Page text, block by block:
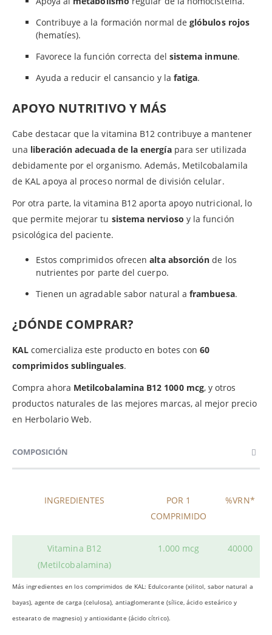
Contribuye a la formación normal deglóbulos rojos
(hematíes).
Favorece la función correcta del sistema inmune.
Ayuda a reducir el cansancio y la fatiga.
APOYO NUTRITIVO Y MÁS
Cabe destacar que la vitamina B12 contribuye a mantener
una liberación adecuada de la energíapara ser utilizada
debidamente por el organismo. Además, Metilcobalamila
de KAL apoya al proceso normal de división celular.
Por otra parte, la vitamina B12 aporta apoyo nutricional, lo
que permite mejorar tu sistema nervioso y la función
psicológica del paciente.
Estos comprimidos ofrecenalta absorción de los
nutrientes por parte del cuerpo.
Tienen un agradable sabor natural aframbuesa.
¿DÓNDE COMPRAR?
KAL comercializa este producto en botes con60
comprimidos sublinguales.
Compra ahora Metilcobalamina B12 1000 mcg, y otros
productos naturales de las mejores marcas, al mejor precio
en Herbolario Web.
COMPOSICIÓN
INGREDIENTES
POR 1
COMPRIMIDO
%VRN*
Vitamina B12
(Metilcobalamina)
1.000 mcg 40000
Más ingredientes en los comprimidos de KAL: Edulcorante (xilitol, sabor natural a
bayas), agente de carga (celulosa), antiaglomerante (sílice, ácido esteárico y
estearato de magnesio) y antioxidante (ácido cítrico).